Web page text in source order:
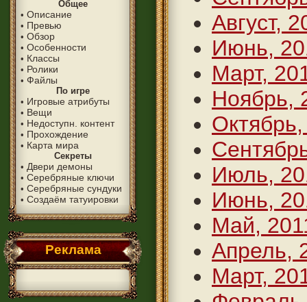
Общее
• Описание
• Превью
• Обзор
• Особенности
• Классы
• Ролики
• Файлы
По игре
• Игровые атрибуты
• Вещи
• Недоступн. контент
• Прохождение
• Карта мира
Секреты
• Двери демоны
• Серебряные ключи
• Серебряные сундуки
• Создаём татуировки
Реклама
Август,
Июнь,
Март,
Ноябрь,
Июль,
Июнь,
Май,
Апрель,
Март,